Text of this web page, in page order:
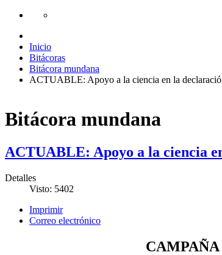
Inicio
Bitácoras
Bitácora mundana
ACTUABLE: Apoyo a la ciencia en la
Bitácora mundana
ACTUABLE: Apoyo a la ciencia
Detalles
Visto: 5402
Imprimir
Correo electrónico